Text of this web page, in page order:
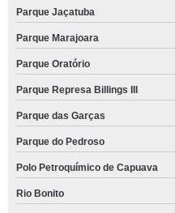
Parque Jaçatuba
Parque Marajoara
Parque Oratório
Parque Represa Billings III
Parque das Garças
Parque do Pedroso
Polo Petroquímico de Capuava
Rio Bonito